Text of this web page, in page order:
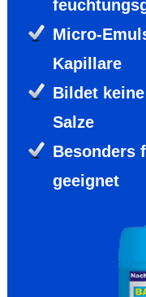
Micro-
Kapillare
Bildet
Salze
Besonders
geeig­net